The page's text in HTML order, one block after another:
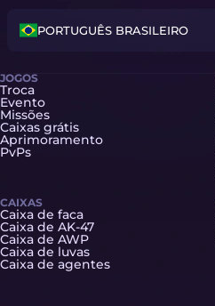
PORTUGUÊS BRASILEIRO
JOGOS
Troca
Evento
Missões
Caixas grátis
Aprimoramento
PvPs
CAIXAS
Caixa de faca
Caixa de AK-47
Caixa de AWP
Caixa de luvas
Caixa de agentes